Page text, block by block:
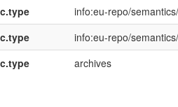
info:eu-repo/
info:eu-repo/
archives